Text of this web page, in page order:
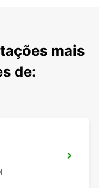
mais
de: